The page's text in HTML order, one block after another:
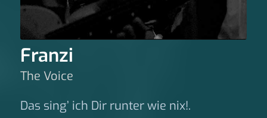
Franzi
The Voice
Das sing’ ich Dir runter wie nix!.